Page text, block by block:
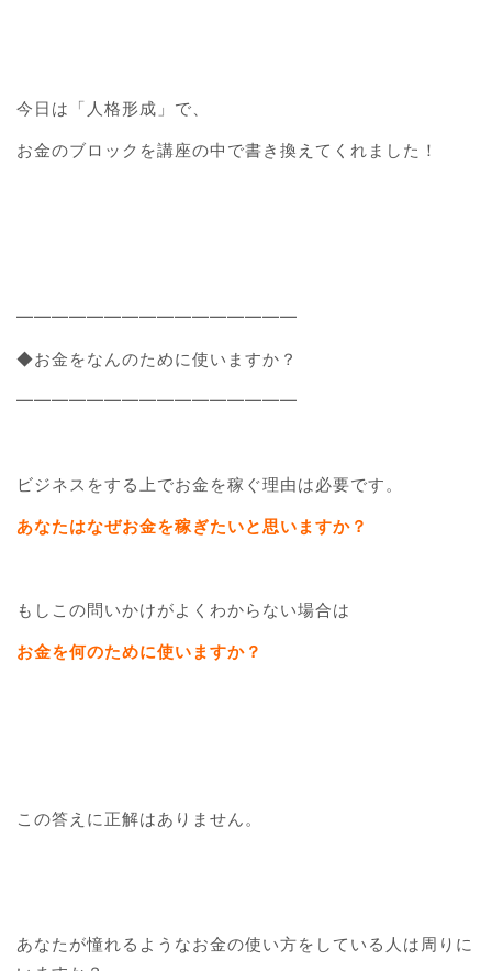
今日は「人格形成」で、
お金のブロックを講座の中で書き換えてくれました！
━━━━━━━━━━━━━━━━
◆お金をなんのために使いますか？
━━━━━━━━━━━━━━━━
ビジネスをする上でお金を稼ぐ理由は必要です。
あなたはなぜお金を稼ぎたいと思いますか？
もしこの問いかけがよくわからない場合は
お金を何のために使いますか？
この答えに正解はありません。
あなたが憧れるようなお金の使い方をしている人は周りに